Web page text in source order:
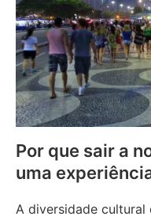
Por que sair a
uma
A diversidade